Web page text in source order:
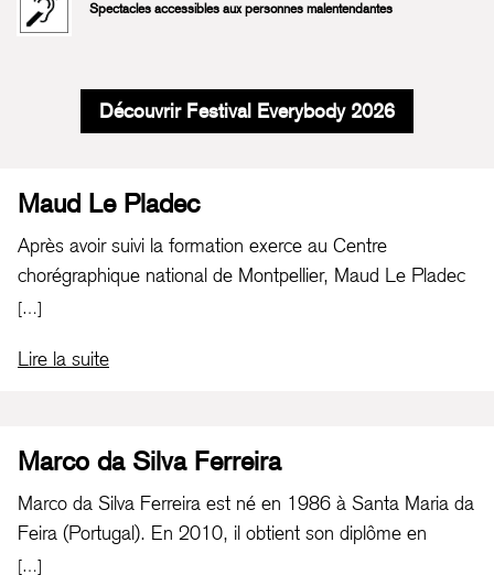
Spectacles accessibles aux personnes malentendantes
Découvrir Festival Everybody 2026
Maud Le Pladec
Après avoir suivi la formation exerce au Centre
chorégraphique national de Montpellier, Maud Le Pladec
est interprète pour plusieurs chorégraphes comme
Ingvartsen ou encore Boris Charmatz. En 2010, elle crée
d’un diptyque autour de la musique de Fausto Romitelli
2013, Maud Le Pladec est lauréate du programme Hors
les Murs de l’Institut français et effectue une recherche à
[…]
Lire la suite
Marco da Silva Ferreira
Marco da Silva Ferreira est né en 1986 à Santa Maria da
Feira (Portugal). En 2010, il obtient son diplôme en
physiothérapie à l’Institut Piaget, Gaia.
[…]